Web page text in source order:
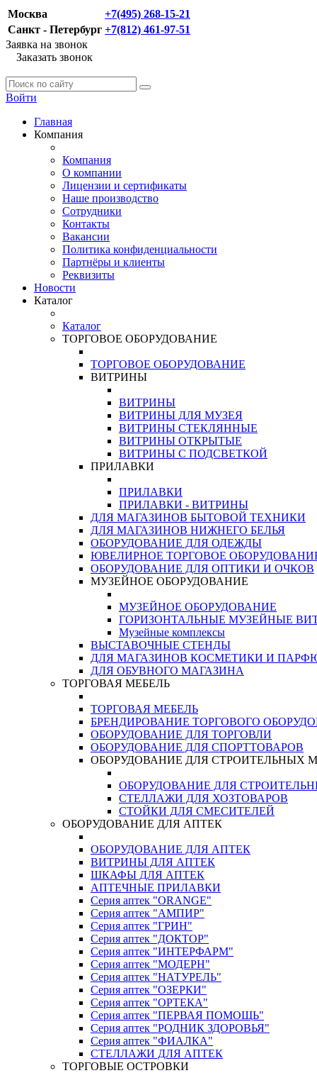
Москва
+7(495) 268-15-21
Санкт - Петербург +7(812) 461-97-51
Заявка на звонок
Заказать звонок
Войти
Главная
Компания
Компания
О компании
Лицензии и сертификаты
Наше производство
Сотрудники
Контакты
Вакансии
Политика конфиденциальности
Партнёры и клиенты
Реквизиты
Новости
Каталог
Каталог
ТОРГОВОЕ ОБОРУДОВАНИЕ
ТОРГОВОЕ ОБОРУДОВАНИЕ
ВИТРИНЫ
ВИТРИНЫ
ВИТРИНЫ ДЛЯ МУЗЕЯ
ВИТРИНЫ СТЕКЛЯННЫЕ
ВИТРИНЫ ОТКРЫТЫЕ
ВИТРИНЫ С ПОДСВЕТКОЙ
ПРИЛАВКИ
ПРИЛАВКИ
ПРИЛАВКИ - ВИТРИНЫ
ДЛЯ МАГАЗИНОВ БЫТОВОЙ ТЕХНИКИ
ДЛЯ МАГАЗИНОВ НИЖНЕГО БЕЛЬЯ
ОБОРУДОВАНИЕ ДЛЯ ОДЕЖДЫ
ЮВЕЛИРНОЕ ТОРГОВОЕ
ОБОРУДОВАНИЕ ДЛЯ ОПТИКИ И ОЧКОВ
МУЗЕЙНОЕ ОБОРУДОВАНИЕ
МУЗЕЙНОЕ ОБОРУДОВАНИЕ
ГОРИЗОНТАЛЬНЫЕ МУЗЕЙНЫЕ
Музейные комплексы
ВЫСТАВОЧНЫЕ СТЕНДЫ
ДЛЯ МАГАЗИНОВ КОСМЕТИКИ И
ДЛЯ ОБУВНОГО МАГАЗИНА
ТОРГОВАЯ МЕБЕЛЬ
ТОРГОВАЯ МЕБЕЛЬ
БРЕНДИРОВАНИЕ ТОРГОВОГО
ОБОРУДОВАНИЕ ДЛЯ ТОРГОВЛИ
ОБОРУДОВАНИЕ ДЛЯ СПОРТТОВАРОВ
ОБОРУДОВАНИЕ ДЛЯ СТРОИТЕЛЬНЫХ
ОБОРУДОВАНИЕ ДЛЯ
СТЕЛЛАЖИ ДЛЯ ХОЗТОВАРОВ
СТОЙКИ ДЛЯ СМЕСИТЕЛЕЙ
ОБОРУДОВАНИЕ ДЛЯ АПТЕК
ОБОРУДОВАНИЕ ДЛЯ АПТЕК
ВИТРИНЫ ДЛЯ АПТЕК
ШКАФЫ ДЛЯ АПТЕК
АПТЕЧНЫЕ ПРИЛАВКИ
Серия аптек "ORANGE"
Серия аптек "АМПИР"
Серия аптек "ГРИН"
Серия аптек "ДОКТОР"
Серия аптек "ИНТЕРФАРМ"
Серия аптек "МОДЕРН"
Серия аптек "НАТУРЕЛЬ"
Серия аптек "ОЗЕРКИ"
Серия аптек "ОРТЕКА"
Серия аптек "ПЕРВАЯ ПОМОЩЬ"
Серия аптек "РОДНИК ЗДОРОВЬЯ"
Серия аптек "ФИАЛКА"
СТЕЛЛАЖИ ДЛЯ АПТЕК
ТОРГОВЫЕ ОСТРОВКИ